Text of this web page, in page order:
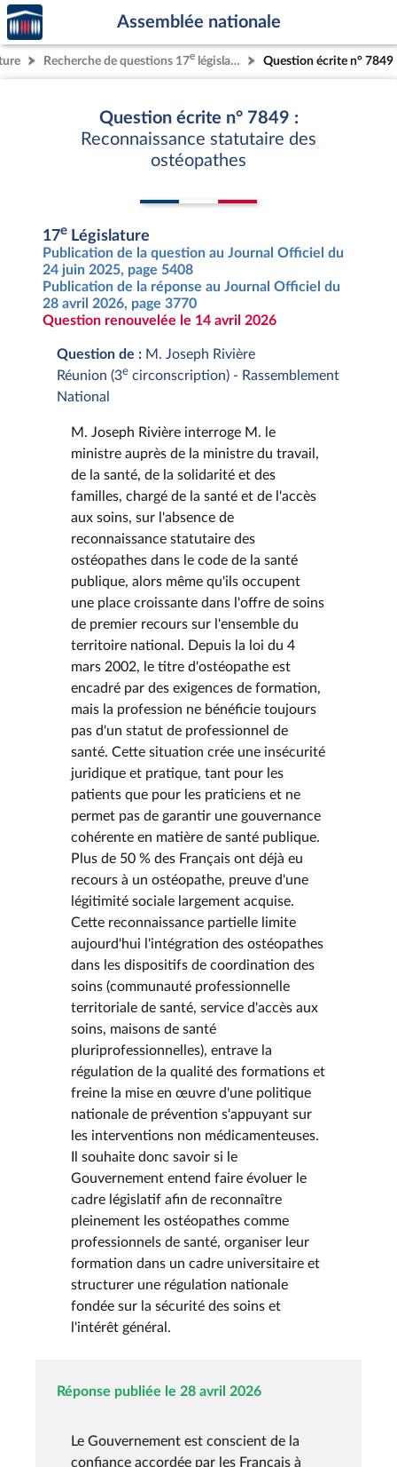
Aller au contenu
Aller en bas de la page
Accèder
à la
page
d'accueil
Assemblée nationale
Recherche de questions 17e législature Question écrite n° 7849
Question écrite n° 7849 :
Reconnaissance statutaire des
ostéopathes
17e Législature
Publication de la question au Journal Officiel du
24 juin 2025, page 5408
Publication de la réponse au Journal Officiel du
28 avril 2026, page 3770
Question renouvelée le 14 avril 2026
Question de : M. Joseph Rivière
Réunion (3e circonscription) - Rassemblement
National
M. Joseph Rivière interroge M. le
ministre auprès de la ministre du travail,
de la santé, de la solidarité et des
familles, chargé de la santé et de l'accès
aux soins, sur l'absence de
reconnaissance statutaire des
ostéopathes dans le code de la santé
publique, alors même qu'ils occupent
une place croissante dans l'offre de soins
de premier recours sur l'ensemble du
territoire national. Depuis la loi du 4
mars 2002, le titre d'ostéopathe est
encadré par des exigences de formation,
mais la profession ne bénéficie toujours
pas d'un statut de professionnel de
santé. Cette situation crée une insécurité
juridique et pratique, tant pour les
patients que pour les praticiens et ne
permet pas de garantir une gouvernance
cohérente en matière de santé publique.
Plus de 50 % des Français ont déjà eu
recours à un ostéopathe, preuve d'une
légitimité sociale largement acquise.
Cette reconnaissance partielle limite
aujourd'hui l'intégration des ostéopathes
dans les dispositifs de coordination des
soins (communauté professionnelle
territoriale de santé, service d'accès aux
soins, maisons de santé
pluriprofessionnelles), entrave la
régulation de la qualité des formations et
freine la mise en œuvre d'une politique
nationale de prévention s'appuyant sur
les interventions non médicamenteuses.
Il souhaite donc savoir si le
Gouvernement entend faire évoluer le
cadre législatif afin de reconnaître
pleinement les ostéopathes comme
professionnels de santé, organiser leur
formation dans un cadre universitaire et
structurer une régulation nationale
fondée sur la sécurité des soins et
l'intérêt général.
Réponse publiée le 28 avril 2026
Le Gouvernement est conscient de la
confiance accordée par les Français à